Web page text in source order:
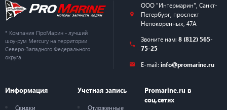
* Компания ПроМарин - лучший
шоу-рум Mercury на территории
Северо-Западного Федерального
округа
ООО "Интермарин" Санкт-
Петербург, проспект
Непокоренных, 47А
Звоните нам: 8 (812) 565-
75-25
E-mail: info@promarine.ru
Информация
Скидки
Учетная запись
Отложенные
Promarine.ru в
соц.сетях